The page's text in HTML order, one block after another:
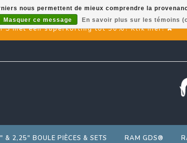
met een superkorting tot 50%? Klik hier!
2,25" BOULE PIÈCES & SETS RAM GDS®
nous permettent de mieux comprendre la
Masquer ce message En savoir plus sur les témoins